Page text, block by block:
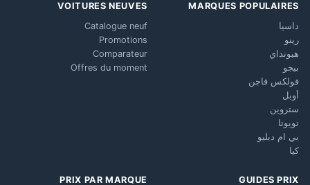
MARQUES POPULAIRES
داسيا
رينو
هيونداي
بيجو
فولكس فاجن
أوبل
ستروين
تويوتا
بي ام دبليو
كيا
VOITURES NEUVES
Catalogue neuf
Promotions
Comparateur
Offres du moment
GUIDES PRIX
PRIX PAR MARQUE